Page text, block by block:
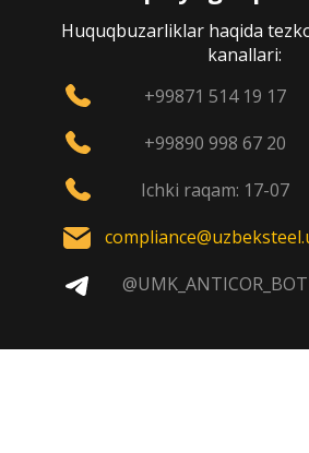
Huquqbuzarliklar haqida
kanallari:
+99871 514 19 17
+99890 998 67 20
Ichki raqam: 17-07
@UMK_ANTICOR_BOT